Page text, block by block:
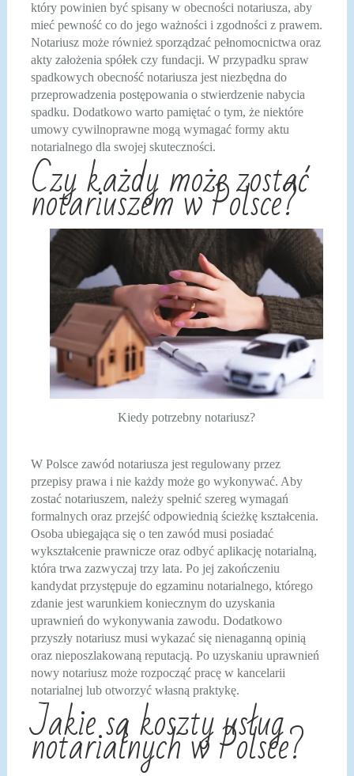
który powinien być spisany w obecności notariusza, aby
mieć pewność co do jego ważności i zgodności z prawem.
Notariusz może również sporządzać pełnomocnictwa oraz
akty założenia spółek czy fundacji. W przypadku spraw
spadkowych obecność notariusza jest niezbędna do
przeprowadzenia postępowania o stwierdzenie nabycia
spadku. Dodatkowo warto pamiętać o tym, że niektóre
umowy cywilnoprawne mogą wymagać formy aktu
notarialnego dla swojej skuteczności.
Czy każdy może zostać
notariuszem w Polsce?
Kiedy potrzebny notariusz?
W Polsce zawód notariusza jest regulowany przez
przepisy prawa i nie każdy może go wykonywać. Aby
zostać notariuszem, należy spełnić szereg wymagań
formalnych oraz przejść odpowiednią ścieżkę kształcenia.
Osoba ubiegająca się o ten zawód musi posiadać
wykształcenie prawnicze oraz odbyć aplikację notarialną,
która trwa zazwyczaj trzy lata. Po jej zakończeniu
kandydat przystępuje do egzaminu notarialnego, którego
zdanie jest warunkiem koniecznym do uzyskania
uprawnień do wykonywania zawodu. Dodatkowo
przyszły notariusz musi wykazać się nienaganną opinią
oraz nieposzlakowaną reputacją. Po uzyskaniu uprawnień
nowy notariusz może rozpocząć pracę w kancelarii
notarialnej lub otworzyć własną praktykę.
Jakie są koszty usług
notarialnych w Polsce?